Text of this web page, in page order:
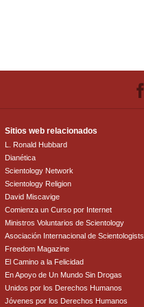
Sitios web relacionados
L. Ronald Hubbard
Dianética
Scientology Network
Scientology Religion
David Miscavige
Comienza un Curso por Internet
Ministros Voluntarios de Scientology
Asociación Internacional de Scientologists
Freedom Magazine
El Camino a la Felicidad
En Apoyo de Un Mundo Sin Drogas
Unidos por los Derechos Humanos
Jóvenes por los Derechos Humanos